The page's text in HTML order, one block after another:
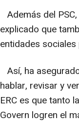
Además del
explicado que
entidades
Así, ha
hablar, revisar y
ERC es que tanto
Govern logren el